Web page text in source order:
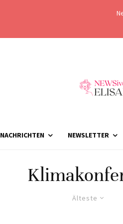
NACHRICHTEN NEWSLETTER
Älteste